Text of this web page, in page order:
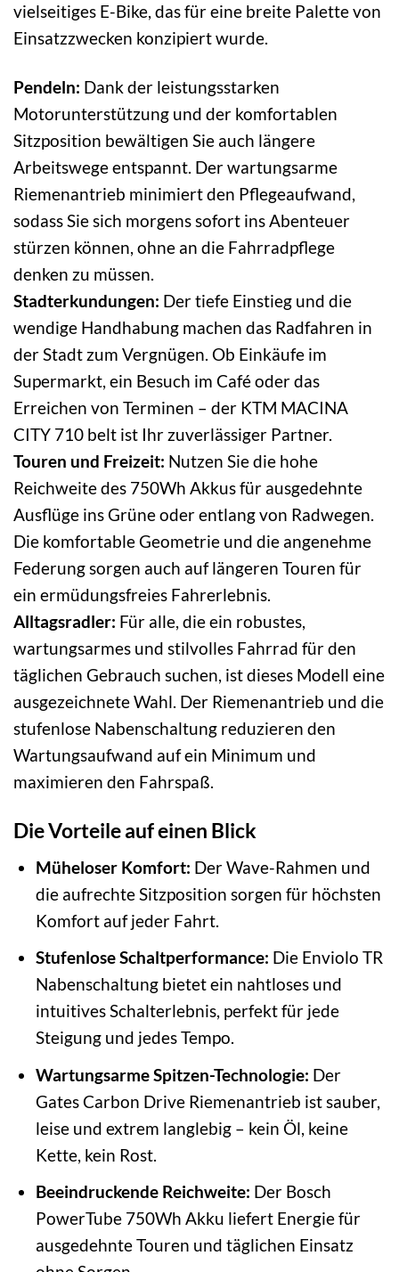
vielseitiges E-Bike, das für eine breite Palette von
Einsatzzwecken konzipiert wurde.
Pendeln: Dank der leistungsstarken
Motorunterstützung und der komfortablen
Sitzposition bewältigen Sie auch längere
Arbeitswege entspannt. Der wartungsarme
Riemenantrieb minimiert den Pflegeaufwand,
sodass Sie sich morgens sofort ins Abenteuer
stürzen können, ohne an die Fahrradpflege
denken zu müssen.
Stadterkundungen: Der tiefe Einstieg und die
wendige Handhabung machen das Radfahren in
der Stadt zum Vergnügen. Ob Einkäufe im
Supermarkt, ein Besuch im Café oder das
Erreichen von Terminen – der KTM MACINA
CITY 710 belt ist Ihr zuverlässiger Partner.
Touren und Freizeit: Nutzen Sie die hohe
Reichweite des 750Wh Akkus für ausgedehnte
Ausflüge ins Grüne oder entlang von Radwegen.
Die komfortable Geometrie und die angenehme
Federung sorgen auch auf längeren Touren für
ein ermüdungsfreies Fahrerlebnis.
Alltagsradler: Für alle, die ein robustes,
wartungsarmes und stilvolles Fahrrad für den
täglichen Gebrauch suchen, ist dieses Modell eine
ausgezeichnete Wahl. Der Riemenantrieb und die
stufenlose Nabenschaltung reduzieren den
Wartungsaufwand auf ein Minimum und
maximieren den Fahrspaß.
Die Vorteile auf einen Blick
Müheloser Komfort: Der Wave-Rahmen und
die aufrechte Sitzposition sorgen für höchsten
Komfort auf jeder Fahrt.
Stufenlose Schaltperformance: Die Enviolo TR
Nabenschaltung bietet ein nahtloses und
intuitives Schalterlebnis, perfekt für jede
Steigung und jedes Tempo.
Wartungsarme Spitzen-Technologie: Der
Gates Carbon Drive Riemenantrieb ist sauber,
leise und extrem langlebig – kein Öl, keine
Kette, kein Rost.
Beeindruckende Reichweite: Der Bosch
PowerTube 750Wh Akku liefert Energie für
ausgedehnte Touren und täglichen Einsatz